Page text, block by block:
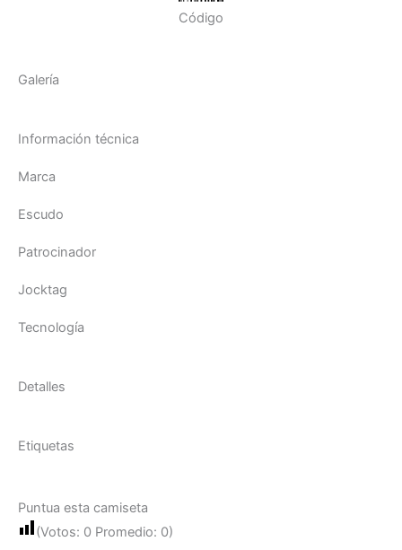
Código
Galería
Información técnica
Marca
Escudo
Patrocinador
Jocktag
Tecnología
Detalles
Etiquetas
Puntua esta camiseta
(Votos: 0 Promedio: 0)